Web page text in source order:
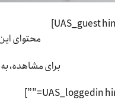
محتوای
برای مشاهده،